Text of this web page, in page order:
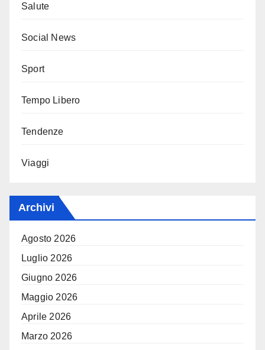
Salute
Social News
Sport
Tempo Libero
Tendenze
Viaggi
Archivi
Agosto 2026
Luglio 2026
Giugno 2026
Maggio 2026
Aprile 2026
Marzo 2026